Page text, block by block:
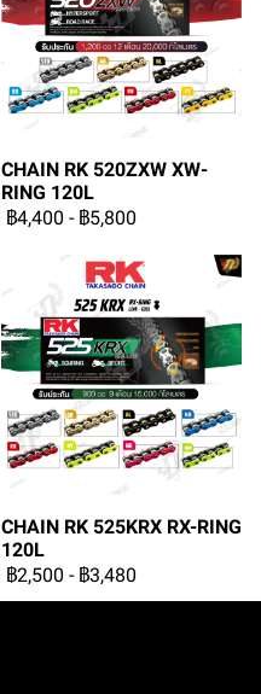
CHAIN RK 520ZXW XW-
RING 120L
฿4,400 - ฿5,800
CHAIN RK 525KRX RX-RING
120L
฿2,500 - ฿3,480